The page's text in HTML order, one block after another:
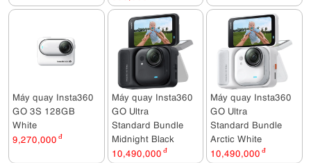
Máy quay Insta360
GO 3S 128GB
White
9,270,000 đ
Máy quay Insta360
GO Ultra
Standard Bundle
Midnight Black
10,490,000 đ
Máy quay Insta360
GO Ultra
Standard Bundle
Arctic White
10,490,000 đ